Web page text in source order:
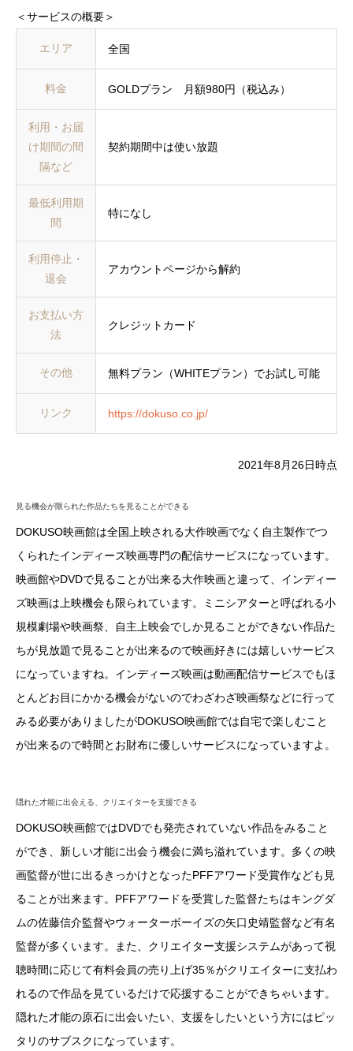
＜サービスの概要＞
エリア 全国
料金 GOLDプラン 月額980円（税込み）
利用・お届
け期間の間
隔など
契約期間中は使い放題
最低利用期
間
特になし
利用停止・
退会
アカウントページから解約
お支払い方
法
クレジットカード
その他 無料プラン（WHITEプラン）でお試し可能
リンク https://dokuso.co.jp/
2021年8月26日時点
見る機会が限られた作品たちを見ることができる
DOKUSO映画館は全国上映される大作映画でなく自主製作でつ
くられたインディーズ映画専門の配信サービスになっています。
映画館やDVDで見ることが出来る大作映画と違って、インディー
ズ映画は上映機会も限られています。ミニシアターと呼ばれる小
規模劇場や映画祭、自主上映会でしか見ることができない作品た
ちが見放題で見ることが出来るので映画好きには嬉しいサービス
になっていますね。インディーズ映画は動画配信サービスでもほ
とんどお目にかかる機会がないのでわざわざ映画祭などに行って
みる必要がありましたがDOKUSO映画館では自宅で楽しむこと
が出来るので時間とお財布に優しいサービスになっていますよ。
隠れた才能に出会える、クリエイターを支援できる
DOKUSO映画館ではDVDでも発売されていない作品をみること
ができ、新しい才能に出会う機会に満ち溢れています。多くの映
画監督が世に出るきっかけとなったPFFアワード受賞作なども見
ることが出来ます。PFFアワードを受賞した監督たちはキングダ
ムの佐藤信介監督やウォーターボーイズの矢口史靖監督など有名
監督が多くいます。また、クリエイター支援システムがあって視
聴時間に応じて有料会員の売り上げ35％がクリエイターに支払わ
れるので作品を見ているだけで応援することができちゃいます。
隠れた才能の原石に出会いたい、支援をしたいという方にはピッ
タリのサブスクになっています。